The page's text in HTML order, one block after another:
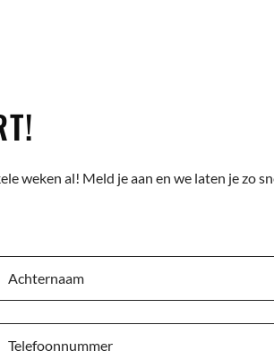
weken al! Meld je aan en we laten je zo